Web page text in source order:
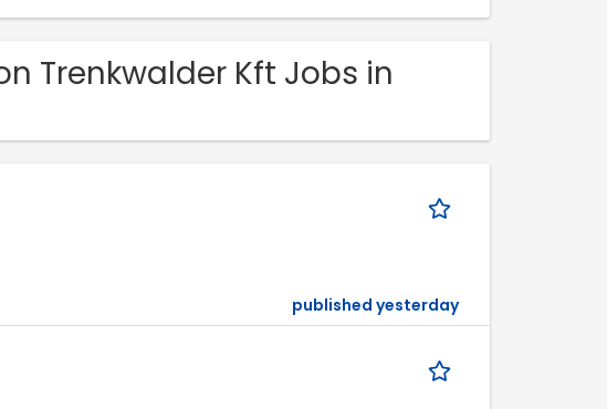
Trenkwalder Kft Jobs in
published yesterday